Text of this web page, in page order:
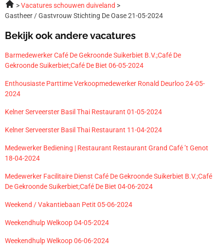
Vacatures schouwen duiveland
Gastheer / Gastvrouw Stichting De Oase 21-05-2024
Bekijk ook andere vacatures
Barmedewerker Café De Gekroonde Suikerbiet B.V.;Café De
Gekroonde Suikerbiet;Café De Biet 06-05-2024
Enthousiaste Parttime Verkoopmedewerker Ronald Deurloo 24-05-
2024
Kelner Serveerster Basil Thai Restaurant 01-05-2024
Kelner Serveerster Basil Thai Restaurant 11-04-2024
Medewerker Bediening | Restaurant Restaurant Grand Café ’t Genot
18-04-2024
Medewerker Facilitaire Dienst Café De Gekroonde Suikerbiet B.V.;Café
De Gekroonde Suikerbiet;Café De Biet 04-06-2024
Weekend / Vakantiebaan Petit 05-06-2024
Weekendhulp Welkoop 04-05-2024
Weekendhulp Welkoop 06-06-2024